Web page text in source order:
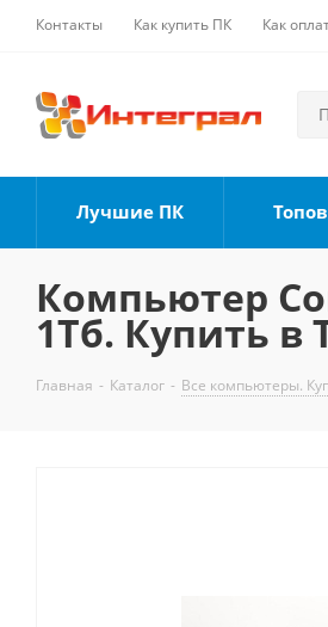
Контакты Как купить ПК Как
Лучшие ПК
Компьютер
1Тб. Купить в
Главная - Каталог - Все компьютеры.